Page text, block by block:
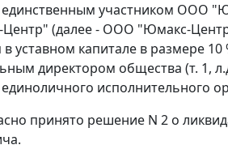
единственным участником ООО
(далее - ООО "Юмакс-
капитале в размере
директором общества (т. 1,
исполнительного
принято решение N 2 о